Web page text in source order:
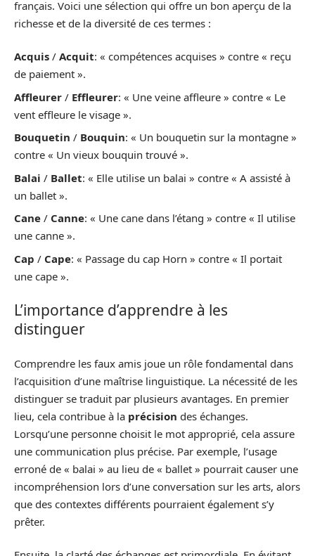
français. Voici une sélection qui offre un bon aperçu de la
richesse et de la diversité de ces termes :
Acquis / Acquit: « compétences acquises » contre « reçu
de paiement ».
Affleurer / Effleurer: « Une veine affleure » contre « Le
vent effleure le visage ».
Bouquetin / Bouquin: « Un bouquetin sur la montagne »
contre « Un vieux bouquin trouvé ».
Balai / Ballet: « Elle utilise un balai » contre « A assisté à
un ballet ».
Cane / Canne: « Une cane dans l’étang » contre « Il utilise
une canne ».
Cap / Cape: « Passage du cap Horn » contre « Il portait
une cape ».
L’importance d’apprendre à les
distinguer
Comprendre les faux amis joue un rôle fondamental dans
l’acquisition d’une maîtrise linguistique. La nécessité de les
distinguer se traduit par plusieurs avantages. En premier
lieu, cela contribue à la précision des échanges.
Lorsqu’une personne choisit le mot approprié, cela assure
une communication plus précise. Par exemple, l’usage
erroné de « balai » au lieu de « ballet » pourrait causer une
incompréhension lors d’une conversation sur les arts, alors
que des contextes différents pourraient également s’y
prêter.